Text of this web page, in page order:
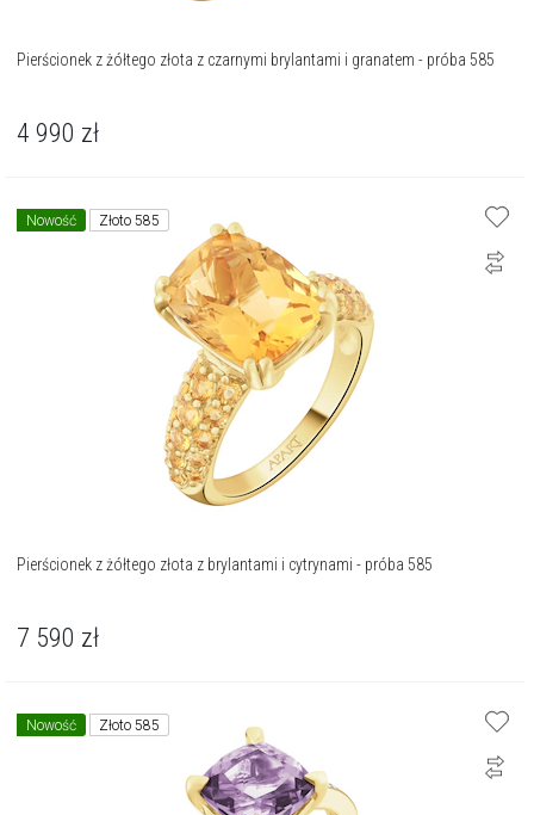
Pierścionek z żółtego złota z czarnymi brylantami i granatem - próba 585
4 990 zł
Nowość Złoto 585
Pierścionek z żółtego złota z brylantami i cytrynami - próba 585
7 590 zł
Nowość Złoto 585